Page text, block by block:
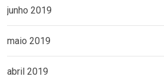
junho 2019
maio 2019
abril 2019